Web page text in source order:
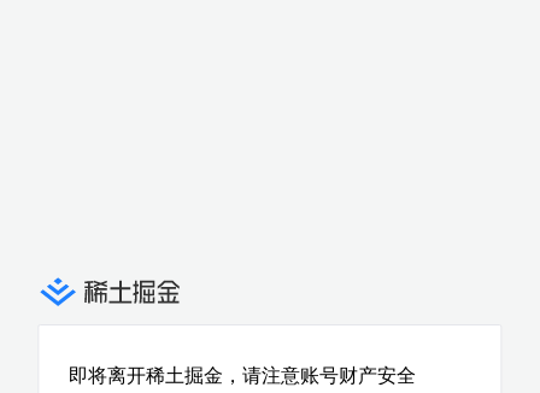
即将离开稀土掘金，请注意账号财产安全